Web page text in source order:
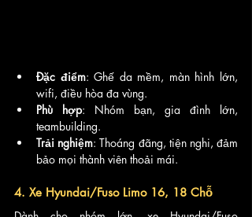
Đặc điểm: Ghế da mềm, màn hình lớn,
wifi, điều hòa đa vùng.
Phù hợp: Nhóm bạn, gia đình lớn,
teambuilding.
Trải nghiệm: Thoáng đãng, tiện nghi, đảm
bảo mọi thành viên thoải mái.
4. Xe Hyundai/Fuso Limo 16, 18 Chỗ